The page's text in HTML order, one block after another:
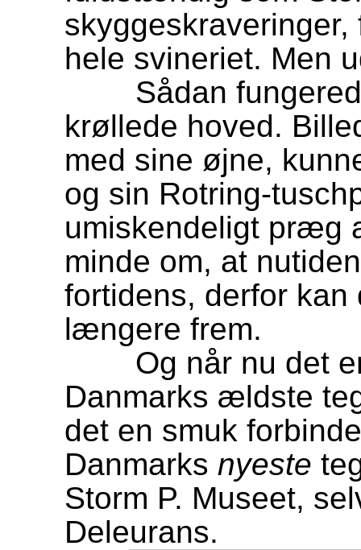
hele svineriet. Men
Sådan fungerede
krøllede hoved.
med sine øjne,
og sin Rotring-
umiskendeligt præg
minde om, at
fortidens, derfor
længere frem.
Og når nu det er
Danmarks ældste
det en smuk
Danmarks nyeste
Storm P. Museet,
Deleurans.